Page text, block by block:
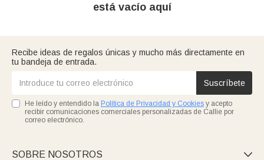
está vacío aquí
Recibe ideas de regalos únicas y mucho más directamente en
tu bandeja de entrada.
Suscríbete
He leído y entendido la Política de Privacidad y Cookies y acepto
recibir comunicaciones comerciales personalizadas de Callie por
correo electrónico.
SOBRE NOSOTROS 